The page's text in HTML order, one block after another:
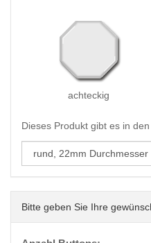
achteckig
Dieses Produkt gibt es in
Bitte geben Sie Ihre